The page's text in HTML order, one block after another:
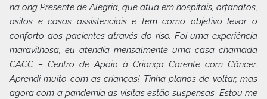
na ong Presente de Alegria, que atua em hospitais, orfanatos,
asilos e casas assistenciais e tem como objetivo levar o
conforto aos pacientes através do riso. Foi uma experiência
maravilhosa, eu atendia mensalmente uma casa chamada
CACC – Centro de Apoio à Criança Carente com Câncer.
Aprendi muito com as crianças! Tinha planos de voltar, mas
agora com a pandemia as visitas estão suspensas. Estou me